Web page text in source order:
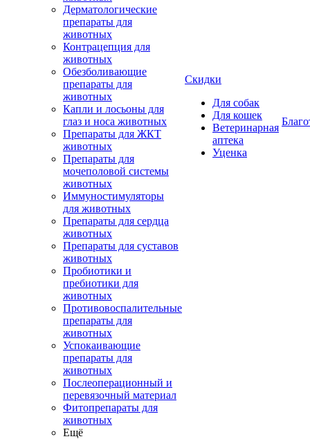
Дерматологические
препараты для
животных
Контрацепция для
животных
Обезболивающие
препараты для
животных
Капли и лосьоны для
глаз и носа животных
Препараты для ЖКТ
животных
Препараты для
мочеполовой системы
животных
Иммуностимуляторы
для животных
Препараты для сердца
животных
Препараты для суставов
животных
Пробиотики и
пребиотики для
животных
Противовоспалительные
препараты для
животных
Успокаивающие
препараты для
животных
Послеоперационный и
перевязочный материал
Фитопрепараты для
животных
Ещё
Скидки
Для собак
Для кошек
Ветеринарная
аптека
Уценка